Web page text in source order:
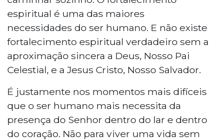
espiritual é uma das maiores
necessidades do ser humano. E não existe
fortalecimento espiritual verdadeiro sem a
aproximação sincera a Deus, Nosso Pai
Celestial, e a Jesus Cristo, Nosso Salvador.
É justamente nos momentos mais difíceis
que o ser humano mais necessita da
presença do Senhor dentro do lar e dentro
do coração. Não para viver uma vida sem